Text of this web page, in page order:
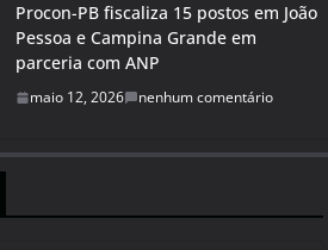
Procon-PB fiscaliza 15 postos em João
Pessoa e Campina Grande em
parceria com ANP
maio 12, 2026 nenhum comentário